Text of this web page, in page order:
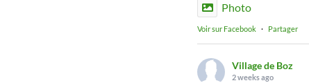
Photo
Voir sur Facebook · Partager
Village de Boz
2 weeks ago